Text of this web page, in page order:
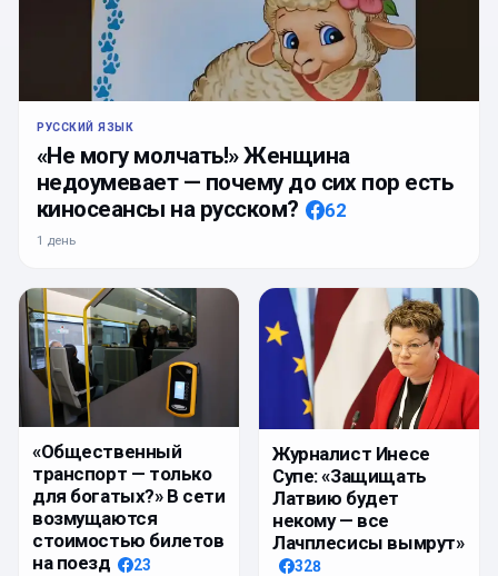
РУССКИЙ ЯЗЫК
«Не могу молчать!» Женщина
недоумевает — почему до сих пор есть
киносеансы на русском?
62
1 день
«Общественный
транспорт — только
для богатых?» В сети
возмущаются
стоимостью билетов
на поезд
23
Журналист Инесе
Супе: «Защищать
Латвию будет
некому — все
Лачплесисы вымрут»
328